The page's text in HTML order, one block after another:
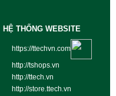
HỆ THỐNG WEBSITE
https://ttechvn.com
http://tshops.vn
http://ttech.vn
http://store.ttech.vn